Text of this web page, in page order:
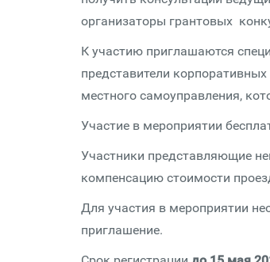
организаторы грантовых
К участию приглашаются
представители
местного самоуправления,
Участие в мероприятии
Участники представляющие
компенсацию стоимости
Для участия в мероприятии
приглашение.